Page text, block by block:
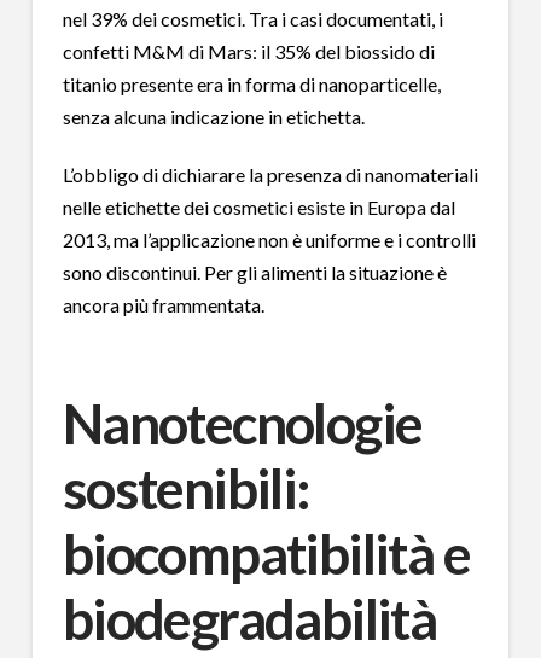
nel 39% dei cosmetici. Tra i casi documentati, i
confetti M&M di Mars: il 35% del biossido di
titanio presente era in forma di nanoparticelle,
senza alcuna indicazione in etichetta.
L’obbligo di dichiarare la presenza di nanomateriali
nelle etichette dei cosmetici esiste in Europa dal
2013, ma l’applicazione non è uniforme e i controlli
sono discontinui. Per gli alimenti la situazione è
ancora più frammentata.
Nanotecnologie
sostenibili:
biocompatibilità e
biodegradabilità